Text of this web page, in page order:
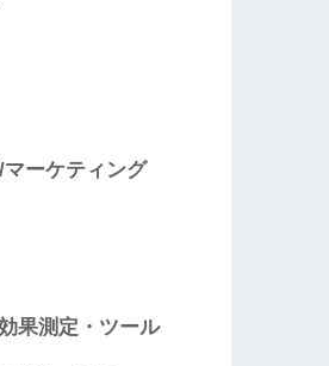
ーケティング
果測定・ツール